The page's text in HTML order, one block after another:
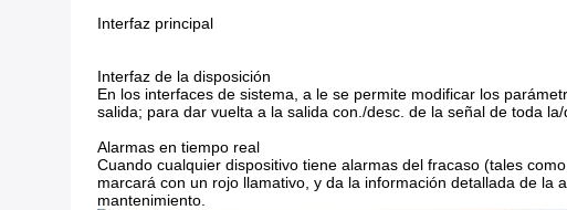
Interfaz principal
Interfaz de la disposición
En los interfaces de sistema, a le se permite modificar los
salida; para dar vuelta a la salida con./desc. de la señal de toda
Alarmas en tiempo real
Cuando cualquier dispositivo tiene alarmas del fracaso (tales
marcará con un rojo llamativo, y da la información detallada de
mantenimiento.